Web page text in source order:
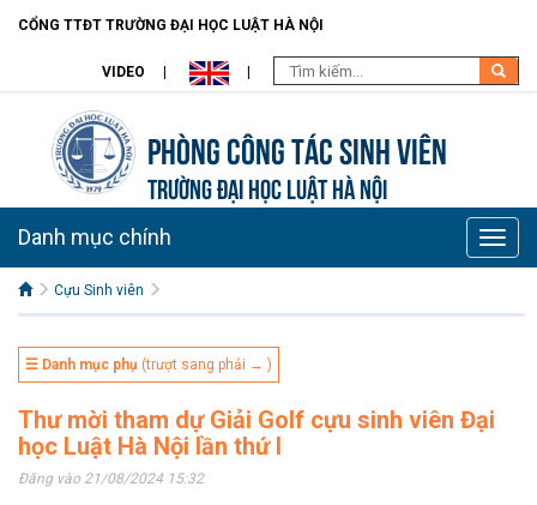
CỔNG TTĐT TRƯỜNG ĐẠI HỌC LUẬT HÀ NỘI
VIDEO
Phòng Công tác sinh viên
TRƯỜNG ĐẠI HỌC LUẬT HÀ NỘI
Toggle
Danh mục chính
Cựu Sinh viên
☰ Danh mục phụ (trượt sang phải → )
Thư mời tham dự Giải Golf cựu sinh viên Đại
học Luật Hà Nội lần thứ I
Đăng vào 21/08/2024 15:32